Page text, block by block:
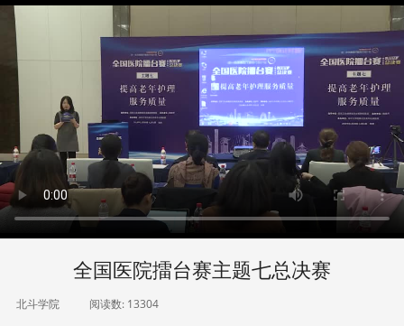
全国医院擂台赛主题七总决赛
北斗学院 阅读数: 13304